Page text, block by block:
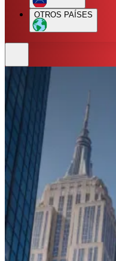
OTROS PAÍSES